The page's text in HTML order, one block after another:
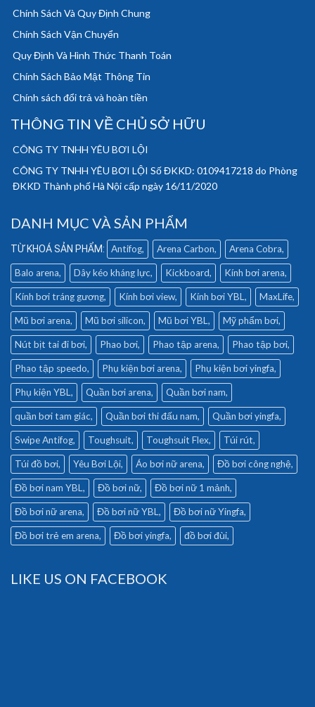
Chính Sách Và Quy Định Chung
Chính Sách Vận Chuyển
Quy Định Và Hình Thức Thanh Toán
Chính Sách Bảo Mật Thông Tin
Chính sách đổi trả và hoàn tiền
THÔNG TIN VỀ CHỦ SỞ HỮU
CÔNG TY TNHH YÊU BƠI LỘI
CÔNG TY TNHH YÊU BƠI LỘI Số ĐKKD: 0109417218 do Phòng
ĐKKD Thành phố Hà Nội cấp ngày 16/11/2020
DANH MỤC VÀ SẢN PHẨM
Antifog Arena Carbon Arena Cobra
Balo arena Dây kéo kháng lực Kickboard Kính bơi arena
Kính bơi tráng gương Kính bơi view Kính bơi YBL MaxLife
Mũ bơi arena Mũ bơi silicon Mũ bơi YBL Mỹ phẩm bơi
Nút bịt tai đi bơi Phao bơi Phao tập arena Phao tập bơi
Phao tập speedo Phụ kiện bơi arena Phụ kiện bơi yingfa
Phụ kiện YBL Quần bơi arena Quần bơi nam
quần bơi tam giác Quần bơi thi đấu nam Quần bơi yingfa
Swipe Antifog Toughsuit Toughsuit Flex Túi rút
Túi đồ bơi Yêu Bơi Lội Áo bơi nữ arena Đồ bơi công nghệ
Đồ bơi nam YBL Đồ bơi nữ Đồ bơi nữ 1 mảnh
Đồ bơi nữ arena Đồ bơi nữ YBL Đồ bơi nữ Yingfa
Đồ bơi trẻ em arena Đồ bơi yingfa đồ bơi đùi
LIKE US ON FACEBOOK